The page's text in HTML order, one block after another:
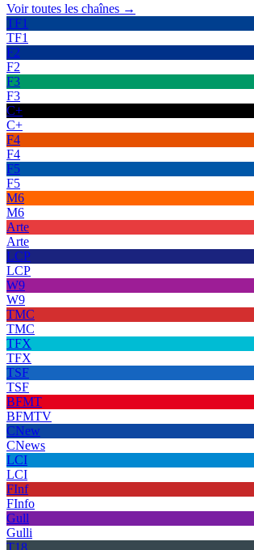
Voir toutes les chaînes →
TF1
TF1
F2
F2
F3
F3
C+
C+
F4
F4
F5
F5
M6
M6
Arte
Arte
LCP
LCP
W9
W9
TMC
TMC
TFX
TFX
TSF
TSF
BFMT
BFMTV
CNew
CNews
LCI
LCI
FInf
FInfo
Gull
Gulli
T18